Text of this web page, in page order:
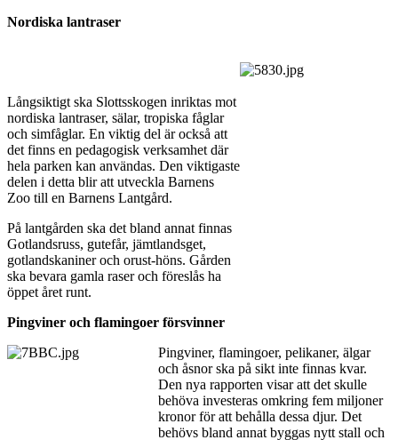
Nordiska lantraser
Långsiktigt ska Slottsskogen inriktas mot
nordiska lantraser, sälar, tropiska fåglar
och simfåglar. En viktig del är också att
det finns en pedagogisk verksamhet där
hela parken kan användas. Den viktigaste
delen i detta blir att utveckla Barnens
Zoo till en Barnens Lantgård.
På lantgården ska det bland annat finnas
Gotlandsruss, gutefår, jämtlandsget,
gotlandskaniner och orust-höns. Gården
ska bevara gamla raser och föreslås ha
öppet året runt.
Pingviner och flamingoer försvinner
Pingviner, flamingoer, pelikaner, älgar
och åsnor ska på sikt inte finnas kvar.
Den nya rapporten visar att det skulle
behöva investeras omkring fem miljoner
kronor för att behålla dessa djur. Det
behövs bland annat byggas nytt stall och